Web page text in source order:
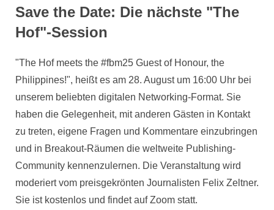
Save the Date: Die nächste "The
Hof"-Session
"The Hof meets the #fbm25 Guest of Honour, the
Philippines!", heißt es am 28. August um 16:00 Uhr bei
unserem beliebten digitalen Networking-Format. Sie
haben die Gelegenheit, mit anderen Gästen in Kontakt
zu treten, eigene Fragen und Kommentare einzubringen
und in Breakout-Räumen die weltweite Publishing-
Community kennenzulernen. Die Veranstaltung wird
moderiert vom preisgekrönten Journalisten Felix Zeltner.
Sie ist kostenlos und findet auf Zoom statt.